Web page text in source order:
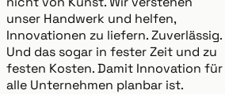
unser Handwerk und helfen,
Innovationen zu liefern. Zuverlässig.
Und das sogar in fester Zeit und zu
festen Kosten. Damit Innovation für
alle Unternehmen planbar ist.